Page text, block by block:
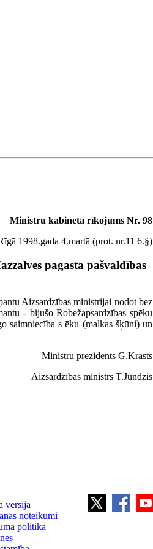
Ministru kabineta rīkojums Nr. 98
1998.gada 4.martā (prot. nr.11 6.§)
pagasta pašvaldības
Aizsardzības ministrijai nodot bez
- bijušo Robežapsardzības spēku
saimniecība s ēku (malkas šķūni) un
Ministru prezidents G.Krasts
Aizsardzības ministrs T.Jundzis
versija
noteikumi
politika